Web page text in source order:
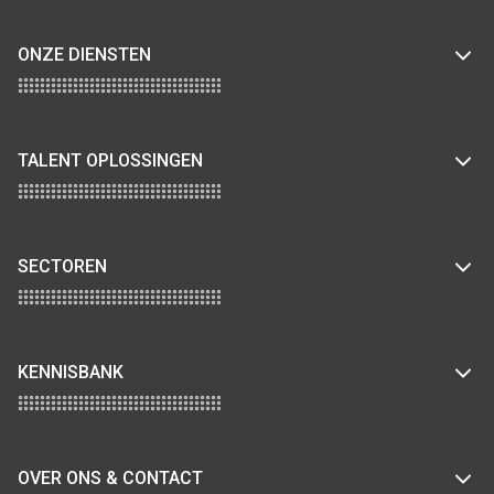
ONZE DIENSTEN
TALENT OPLOSSINGEN
SECTOREN
KENNISBANK
OVER ONS & CONTACT